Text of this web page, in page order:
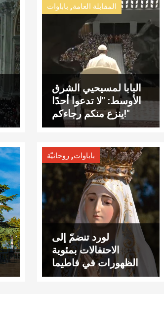
المقابلة العامة, باباوات
البابا لمسيحيي الشرق
الأوسط: "لا تدعوا أحدًا
ينزع منكم رجاءكم!"
باباوات, روحانيّة
لورد تنضمّ إلى
الاحتفالات بمئوية
الظهورات في فاطيما